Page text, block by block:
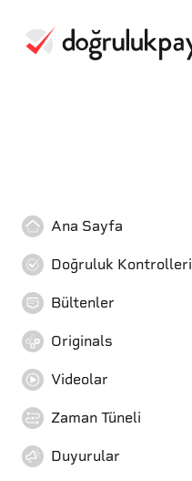
Ana Sayfa
Doğruluk Kontrolleri
Bültenler
Originals
Videolar
Zaman Tüneli
Duyurular